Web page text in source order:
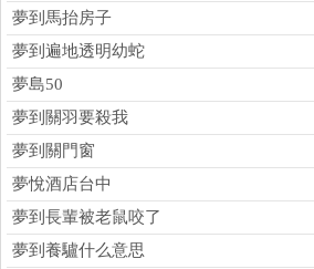
夢到馬抬房子
夢到遍地透明幼蛇
夢島50
夢到關羽要殺我
夢到關門窗
夢悅酒店台中
夢到長輩被老鼠咬了
夢到養驢什么意思